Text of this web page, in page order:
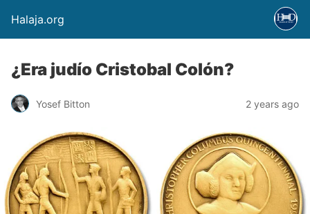
Halaja.org
¿Era judío Cristobal Colón?
Yosef Bitton 2 years ago